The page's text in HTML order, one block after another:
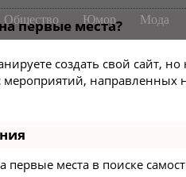
первые места?
создать свой сайт,
мероприятий,
первые места в поиске
Общество Юмор Мода